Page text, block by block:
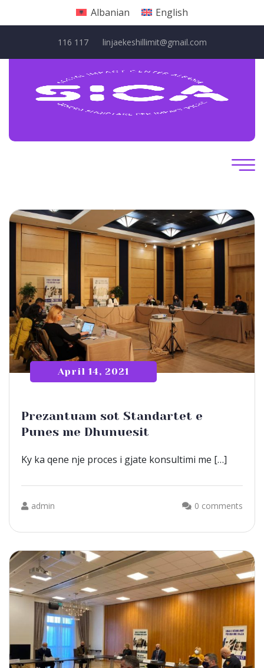
Albanian English
116 117 linjaekeshillimit@gmail.com
April 14, 2021
Prezantuam sot Standartet e
Punes me Dhunuesit
Ky ka qene nje proces i gjate konsultimi me […]
admin 0 comments